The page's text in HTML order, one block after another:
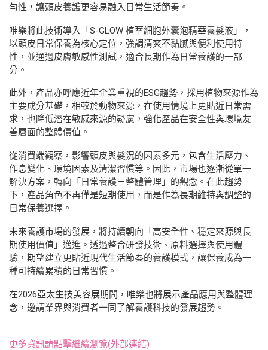
勻性，讓頭皮養護更容易融入日常生活節奏。
唯樂將此技術導入「S-GLOW 植萃細胞外囊泡精華養髮液」，
以頭皮日常保養為核心定位，強調清爽不黏膩與便利使用特
性，並通過皮膚敏感性測試，適合長期作為日常養護的一部
分。
此外，產品亦呼應近年企業重視的ESG趨勢，採用植物來源作為
主要成分基礎，相較於動物來源，在使用情境上更貼近日常需
求，也降低潛在敏感來源的疑慮，強化產品在安全性與環境友
善層面的整體價值。
從消費端觀察，影響頭皮與髮況的因素多元，包含生活壓力、
作息變化、環境因素及清潔習慣等。因此，市場也逐漸從單一
解決方案，轉向「日常養護＋整體管理」的觀念。在此趨勢
下，產品角色不再僅是短期使用，而是作為長期維持與調整的
日常保養選擇。
未來養護市場的發展，將持續朝向「高安全性、穩定來源與長
期使用價值」邁進。透過整合研發技術、原料選擇與使用體
驗，期望建立更貼近現代生活節奏的養護模式，讓保養成為一
種可持續累積的日常習慣。
在2026亞太生技美容展期間，唯樂也將展示產品應用與整體理
念，邀請業界與消費者一同了解養護科技的發展趨勢。
更多資訊請點擊繼續瀏覽(外部連結)